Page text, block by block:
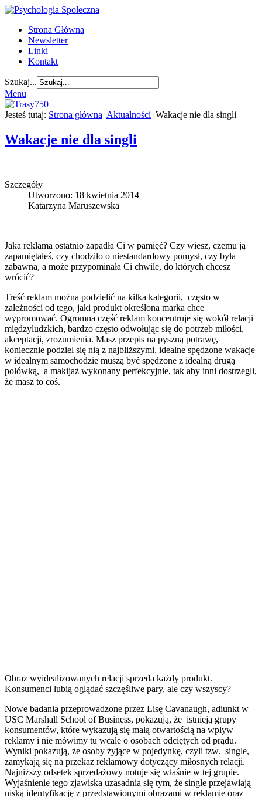
Strona Główna
Newsletter
Linki
Kontakt
Szukaj...
Menu
Jesteś tutaj: Strona główna Aktualności Wakacje nie dla singli
Wakacje nie dla singli
Szczegóły
Utworzono: 18 kwietnia 2014
Katarzyna Maruszewska
Jaka reklama ostatnio zapadła Ci w pamięć? Czy wiesz, czemu ją
zapamiętałeś, czy chodziło o niestandardowy pomysł, czy była
zabawna, a może przypominała Ci chwile, do których chcesz
wrócić?
Treść reklam można podzielić na kilka kategorii, często w
zależności od tego, jaki produkt określona marka chce
wypromować. Ogromna część reklam koncentruje się wokół relacji
międzyludzkich, bardzo często odwołując się do potrzeb miłości,
akceptacji, zrozumienia. Masz przepis na pyszną potrawę,
koniecznie podziel się nią z najbliższymi, idealne spędzone wakacje
w idealnym samochodzie muszą być spędzone z idealną drugą
połówką, a makijaż wykonany perfekcyjnie, tak aby inni dostrzegli,
że masz to coś.
Obraz wyidealizowanych relacji sprzeda każdy produkt.
Konsumenci lubią oglądać szczęśliwe pary, ale czy wszyscy?
Nowe badania przeprowadzone przez Lisę Cavanaugh, adiunkt w
USC Marshall School of Business, pokazują, że istnieją grupy
konsumentów, które wykazują się małą otwartością na wpływ
reklamy i nie mówimy tu wcale o osobach odciętych od prądu.
Wyniki pokazują, że osoby żyjące w pojedynkę, czyli tzw. single,
zamykają się na przekaz reklamowy dotyczący miłosnych relacji.
Najniższy odsetek sprzedażowy notuje się właśnie w tej grupie.
Wyjaśnienie tego zjawiska uzasadnia się tym, że single przejawiają
niską identyfikację z przedstawionymi obrazami w reklamie oraz